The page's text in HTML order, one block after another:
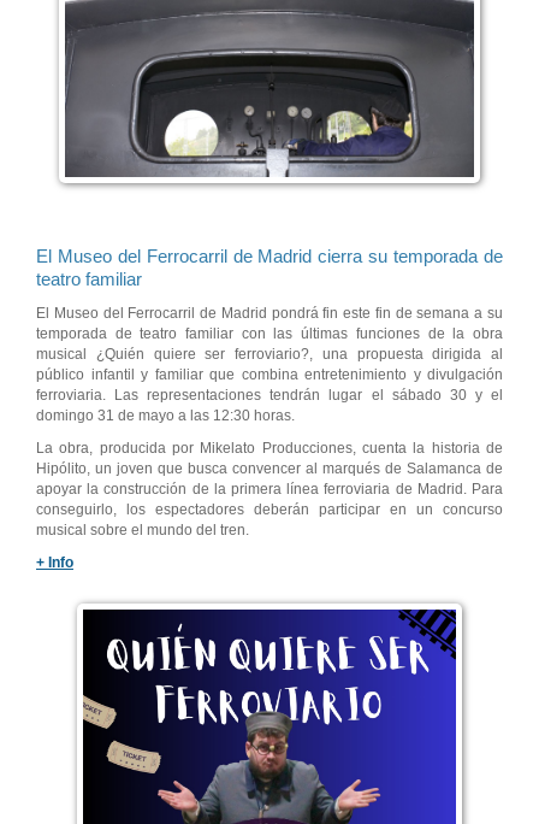
El Museo del Ferrocarril de Madrid cierra su temporada de
teatro familiar
El Museo del Ferrocarril de Madrid pondrá fin este fin de semana a su
temporada de teatro familiar con las últimas funciones de la obra
musical ¿Quién quiere ser ferroviario?, una propuesta dirigida al
público infantil y familiar que combina entretenimiento y divulgación
ferroviaria. Las representaciones tendrán lugar el sábado 30 y el
domingo 31 de mayo a las 12:30 horas.
La obra, producida por Mikelato Producciones, cuenta la historia de
Hipólito, un joven que busca convencer al marqués de Salamanca de
apoyar la construcción de la primera línea ferroviaria de Madrid. Para
conseguirlo, los espectadores deberán participar en un concurso
musical sobre el mundo del tren.
+ Info